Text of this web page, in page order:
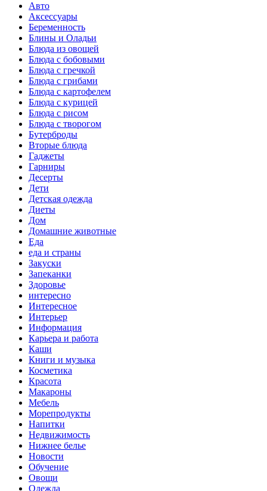
Авто
Аксессуары
Беременность
Блины и Оладьи
Блюда из овощей
Блюда с бобовыми
Блюда с гречкой
Блюда с грибами
Блюда с картофелем
Блюда с курицей
Блюда с рисом
Блюда с творогом
Бутерброды
Вторые блюда
Гаджеты
Гарниры
Десерты
Дети
Детская одежда
Диеты
Дом
Домашние животные
Еда
еда и страны
Закуски
Запеканки
Здоровье
интересно
Интересное
Интерьер
Информация
Карьера и работа
Каши
Книги и музыка
Косметика
Красота
Макароны
Мебель
Морепродукты
Напитки
Недвижимость
Нижнее белье
Новости
Обучение
Овощи
Одежда